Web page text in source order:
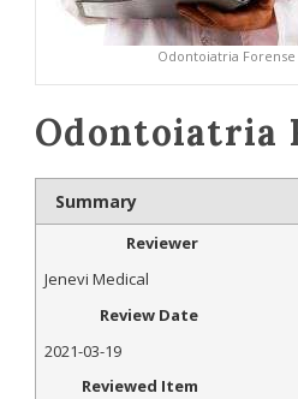
Odontoiatria Forense
Odontoiatria
Summary
Reviewer
Jenevi Medical
Review Date
2021-03-19
Reviewed Item